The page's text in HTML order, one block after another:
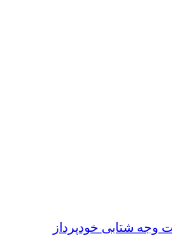
وجه شتابی خودپرداز